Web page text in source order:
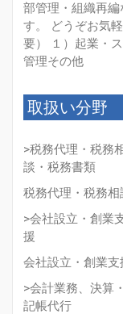
部管理・組織再
す。 どうぞお気
要） １）起業・
管理その他
取扱い分野
>税務代理・税務
談・税務書類
税務代理・税務
>会社設立・創業
援
会社設立・創業支
>会計業務、決算・
記帳代行